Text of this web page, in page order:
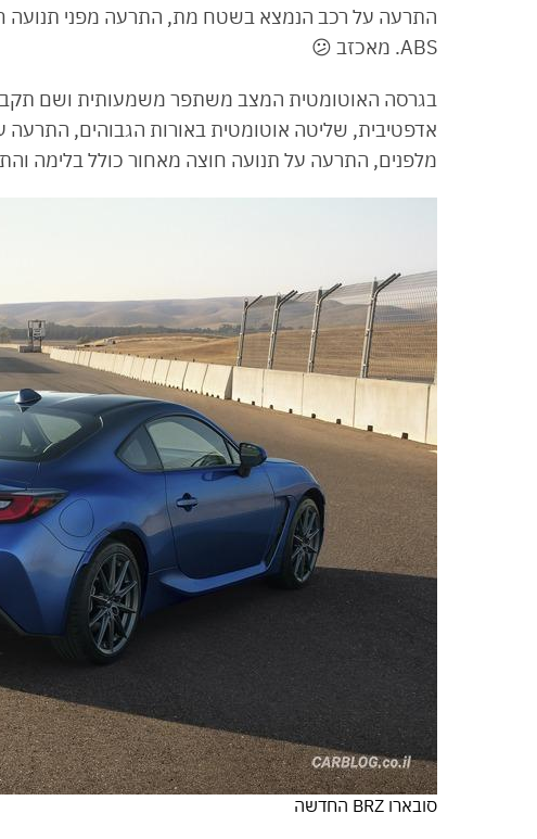
התרעה על רכב הנמצא בשטח מת, התרעה מפני תנועה
ABS. מאכזב 😕
בגרסה האוטומטית המצב משתפר משמעותית ושם
אדפטיבית, שליטה אוטומטית באורות הגבוהים, התרעה
מלפנים, התרעה על תנועה חוצה מאחור כולל בלימה
סובארו BRZ החדשה